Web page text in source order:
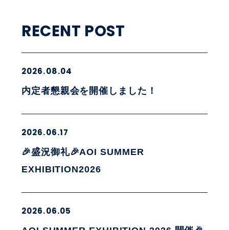
RECENT POST
2026.08.04
内定者懇親会を開催しました！
2026.06.17
🎉盛況御礼🎉AOI SUMMER
EXHIBITION2026
2026.06.05